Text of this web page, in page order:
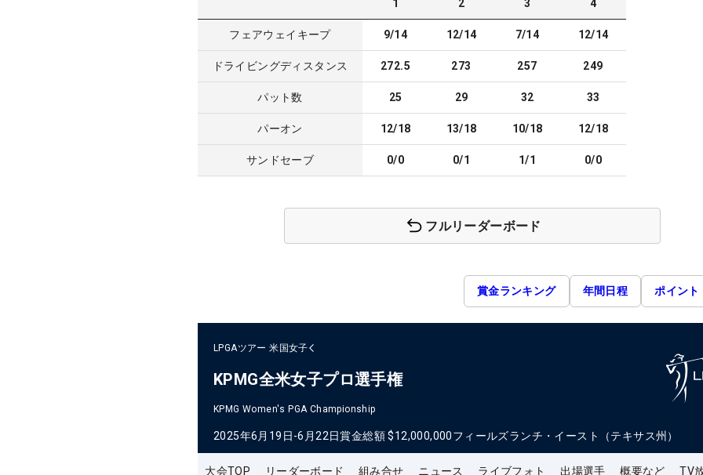
1 2 3 4
フェアウェイキープ 9/14 12/14 7/14 12/14
ドライビングディスタンス 272.5 273 257 249
パット数 25 29 32 33
パーオン 12/18 13/18 10/18 12/18
サンドセーブ 0/0 0/1 1/1 0/0
フルリーダーボード
賞金ランキング 年間日程 ポイント
LPGAツアー 米国女子
KPMG全米女子プロ選手権
KPMG Women's PGA Championship
2025年6月19日-6月22日賞金総額 $12,000,000フィールズランチ・イースト（テキサス州）
大会TOP リーダーボード 組み合せ ニュース ライブフォト 出場選手 概要など TV